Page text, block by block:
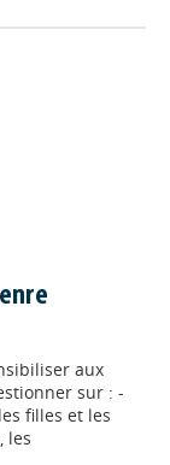
aux
sur : -
filles et les
les